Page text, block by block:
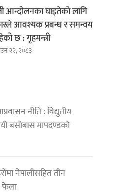
आन्दोलनका घाइतेको लागि
आवश्यक प्रबन्ध र समन्वय
छ : गृहमन्त्री
२२, २०८३
नीति : विद्युतीय
बसोबास मापदण्डको
नेपालीसहित तीन
फेला